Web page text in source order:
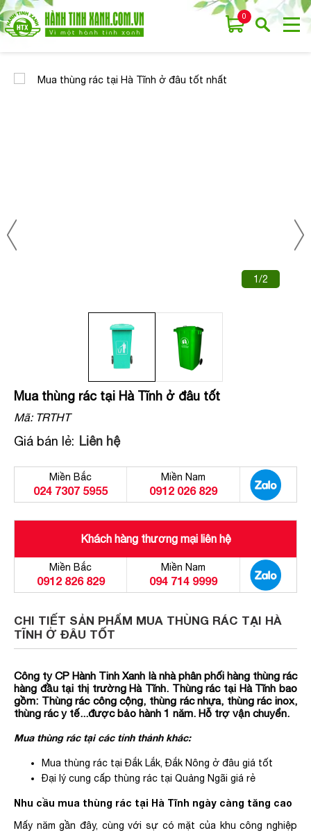
0
1/2
Mua thùng rác tại Hà Tĩnh ở đâu tốt
Mã:TRTHT
Giá bán lẻ: Liên hệ
Miền Bắc
024 7307 5955
Miền Nam
0912 026 829
Khách hàng thương mại liên hệ
Miền Bắc
0912 826 829
Miền Nam
094 714 9999
CHI TIẾT SẢN PHẨM MUA THÙNG RÁC TẠI HÀ
TĨNH Ở ĐÂU TỐT
Công ty CP Hành Tinh Xanh là nhà phân phối hàng thùng rác
hàng đầu tại thị trường Hà Tĩnh. Thùng rác tại Hà Tĩnh bao
gồm: Thùng rác công cộng, thùng rác nhựa, thùng rác inox,
thùng rác y tế...được bảo hành 1 năm. Hỗ trợ vận chuyển.
Mua thùng rác tại các tỉnh thảnh khác:
Mua thùng rác tại Đắk Lắk, Đắk Nông ở đâu giá tốt
Đại lý cung cấp thùng rác tại Quảng Ngãi giá rẻ
Nhu cầu mua thùng rác tại Hà Tĩnh ngày càng tăng cao
Mấy năm gần đây, cùng với sự có mặt của khu công nghiệp